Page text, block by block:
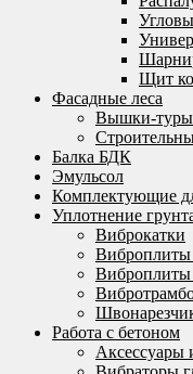
Щит
Фасадные леса
Вышки-туры
Балка БДК
Эмульсол
Комплектующие
Уплотнение
Виброкатки
Виброплиты
Виброплиты
Работа с бетоном
Аксессуары